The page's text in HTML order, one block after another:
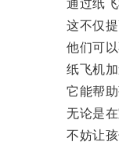
通过纸飞机
这不仅提高
他们可以不
纸飞机加
它能帮助孩
无论是在室
不妨让孩子